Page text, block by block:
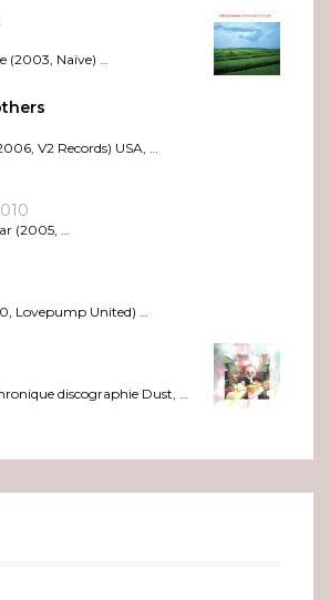
(2003, Naïve) …
V2 Records) USA, …
(2005, …
Lovepump United) …
discographie Dust, …